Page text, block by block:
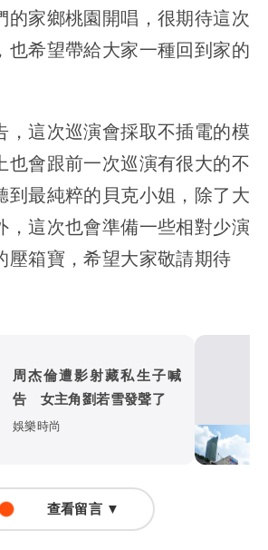
的家鄉桃園開唱，很期待這次
也希望帶給大家一種回到家的
，這次巡演會採取不插電的模
也會跟前一次巡演有很大的不
到最純粹的貝克小姐，除了大
，這次也會準備一些相對少演
壓箱寶，希望大家敬請期待
周杰倫遭影射藏私生子喊
告 女主角劉若雪發聲了
娛樂時尚
查看留言 ▼